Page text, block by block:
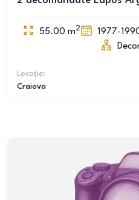
55.00 m2 1977-
Locație:
Craiova